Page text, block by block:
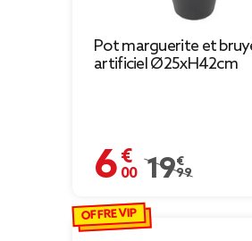
Pot marguerite et
artificiel Ø25xH42cm
6,00 €
Prix remisé de
19,99 €
OFFRE VIP